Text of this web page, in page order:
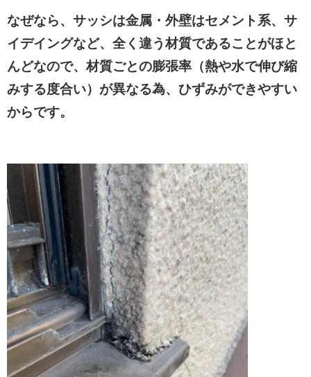
なぜなら、サッシは金属・外壁はセメント系、サ
イデイングなど、全く違う材質であることがほと
んどなので、材質ごとの膨張率（熱や水で伸び縮
みする度合い）が異なる為、ひずみができやすい
からです。